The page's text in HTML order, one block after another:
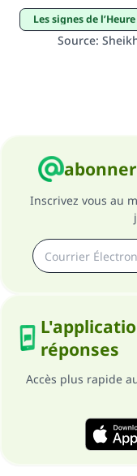
Les signes de l’Heure
Source:
Inscrivez vous au
réponses
Accès plus rapide